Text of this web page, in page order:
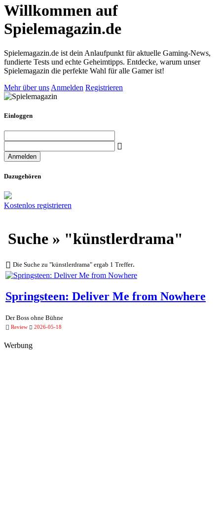
Willkommen auf
Spielemagazin.de
Spielemagazin.de ist dein Anlaufpunkt für aktuelle Gaming-News,
fundierte Tests und echte Geheimtipps. Entdecke, warum unser
Spielemagazin die perfekte Wahl für alle Gamer ist!
Mehr über uns Anmelden Registrieren
Einloggen
Dazugehören
Kostenlos registrieren
Suche » "künstlerdrama"
Die Suche zu "künstlerdrama" ergab 1 Treffer.
Springsteen: Deliver Me from Nowhere
Der Boss ohne Bühne
Review 2026-05-18
Werbung